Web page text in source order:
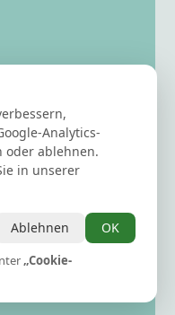
Analytics-
oder ablehnen.
in unserer
Ablehnen OK
„Cookie-